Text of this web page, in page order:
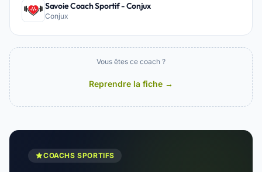
Savoie Coach Sportif - Conjux
Conjux
Vous êtes ce coach ?
Reprendre la fiche →
COACHS SPORTIFS